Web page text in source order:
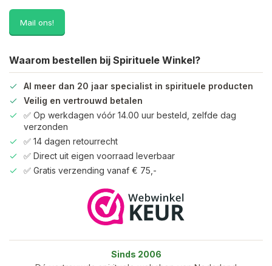
Mail ons!
Waarom bestellen bij Spirituele Winkel?
Al meer dan 20 jaar specialist in spirituele producten
Veilig en vertrouwd betalen
✅ Op werkdagen vóór 14.00 uur besteld, zelfde dag
verzonden
✅ 14 dagen retourrecht
✅ Direct uit eigen voorraad leverbaar
✅ Gratis verzending vanaf € 75,-
Sinds 2006